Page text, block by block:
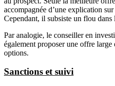
accompagnée d’une explication
Cependant, il subsiste un flou
Par analogie, le conseiller en
également proposer une offre
options.
Sanctions et suivi